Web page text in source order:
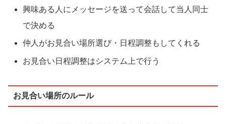
興味ある人にメッセージを送って会話して当人同士
で決める
仲人がお見合い場所選び・日程調整もしてくれる
お見合い日程調整はシステム上で行う
お見合い場所のルール